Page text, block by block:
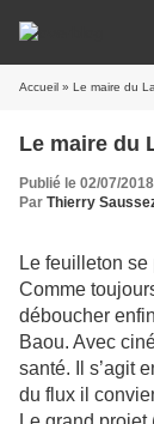
Accueil » Le maire du
Le maire du
Publié le 02/07/
Par Thierry
Le feuilleton se
Comme
déboucher
Baou. Avec
santé. Il s’agit
du flux il